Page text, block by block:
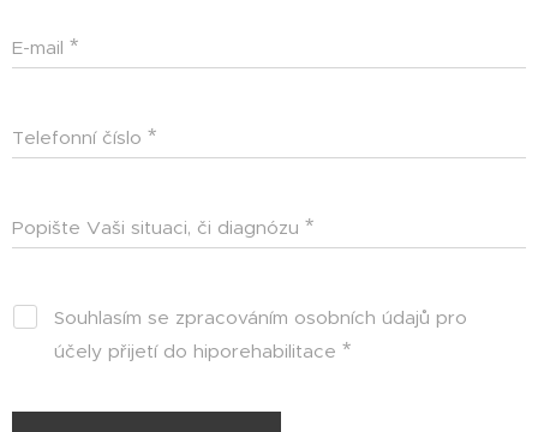
E-mail
Telefonní číslo
Popište Vaši situaci, či diagnózu
Souhlasím se zpracováním osobních údajů pro
účely přijetí do hiporehabilitace